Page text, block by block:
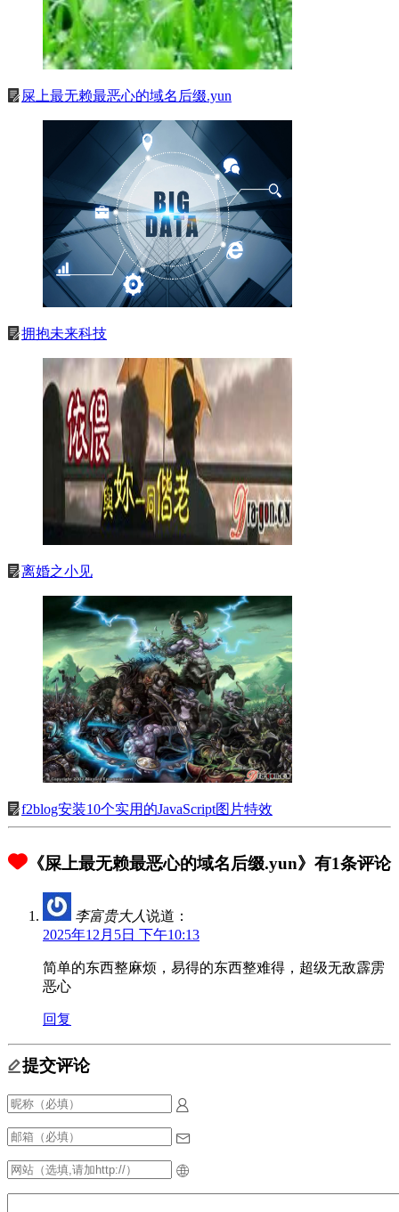
《屎上最无赖最恶心的域名后缀.yun》有1条评论
李富贵大人说道：
2025年12月5日 下午10:13
简单的东西整麻烦，易得的东西整难得，超级无敌霹雳
恶心
回复
提交评论
屎上最无赖最恶心的域名后缀.yun
拥抱未来科技
离婚之小见
f2blog安装10个实用的JavaScript图片特效